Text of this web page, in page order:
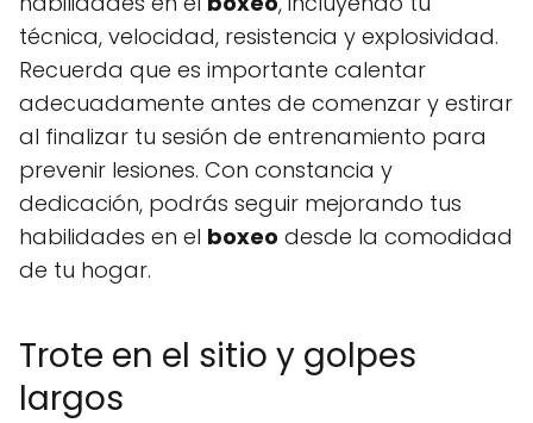
técnica, velocidad, resistencia y explosividad.
Recuerda que es importante calentar
adecuadamente antes de comenzar y estirar
al finalizar tu sesión de entrenamiento para
prevenir lesiones. Con constancia y
dedicación, podrás seguir mejorando tus
habilidades en el boxeo desde la comodidad
de tu hogar.
Trote en el sitio y golpes
largos